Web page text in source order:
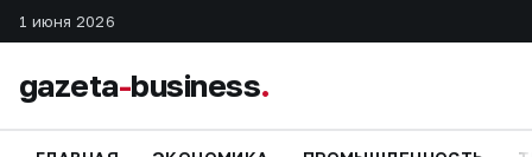
1 июня 2026
gazeta-business.